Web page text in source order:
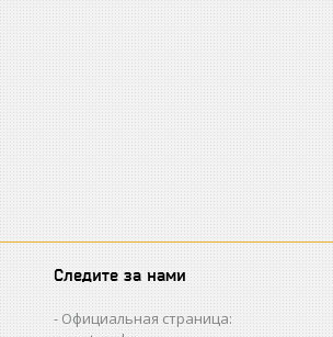
Следите за нами
Официальная страница: